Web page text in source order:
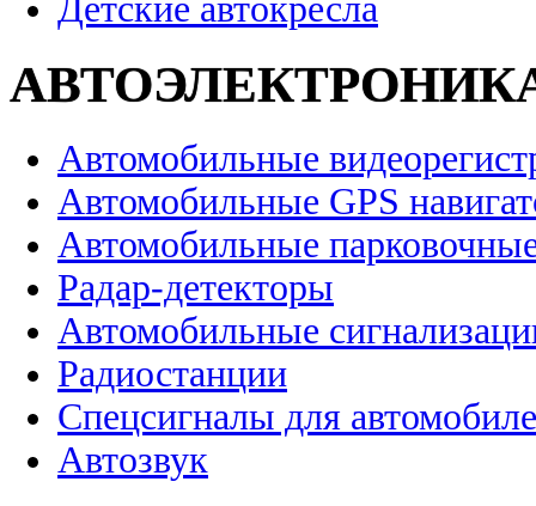
Детские автокресла
Автомобильные
Автомобильные GPS
Автомобильные
Радар-детекторы
Автомобильные
Радиостанции
Спецсигналы для
Автозвук